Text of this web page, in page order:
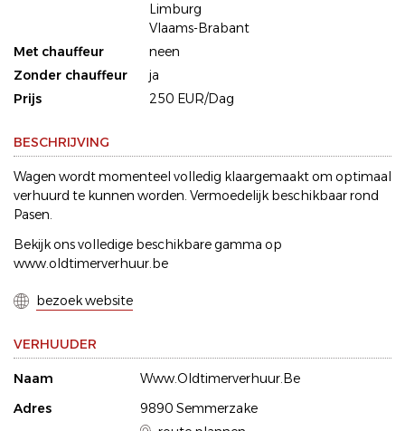
Limburg
Vlaams-Brabant
Met chauffeur
neen
Zonder chauffeur
ja
Prijs
250 EUR/Dag
BESCHRIJVING
Wagen wordt momenteel volledig klaargemaakt om optimaal
verhuurd te kunnen worden. Vermoedelijk beschikbaar rond
Pasen.
Bekijk ons volledige beschikbare gamma op
www.oldtimerverhuur.be
bezoek website
VERHUUDER
Naam
Www.Oldtimerverhuur.Be
Adres
9890 Semmerzake